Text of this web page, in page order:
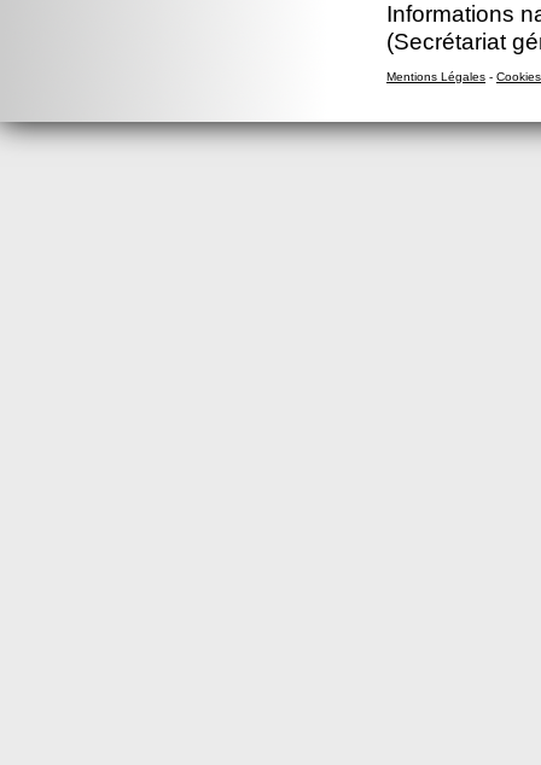
Informations
(Secrétariat
Mentions Légales - Cookies